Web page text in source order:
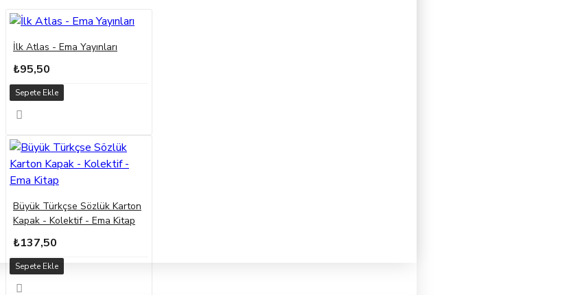
İlk Atlas - Ema Yayınları
₺95,50
Sepete Ekle
Büyük Türkçse Sözlük Karton
Kapak - Kolektif - Ema Kitap
₺137,50
Sepete Ekle